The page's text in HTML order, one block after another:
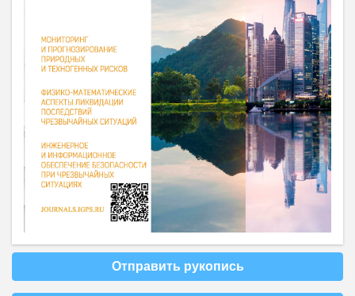
Отправить рукопись